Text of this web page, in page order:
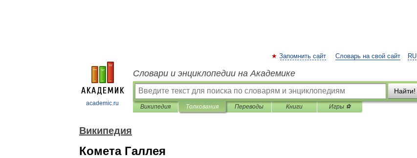
academic.ru
RU
Запомнить сайт Словарь на свой сайт
Словари и энциклопедии на Академике
Найти!
Википедия Толкования Переводы Книги Игры ⚽
Википедия
Комета Галлея